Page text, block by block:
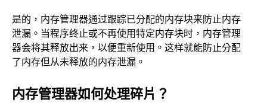
是的，内存管理器通过跟踪已分配的内存块来防止内存
泄漏。当程序终止或不再使用特定内存块时，内存管理
器会将其释放出来，以便重新使用。这样就能防止分配
了内存但从未释放的内存泄漏。
内存管理器如何处理碎片？